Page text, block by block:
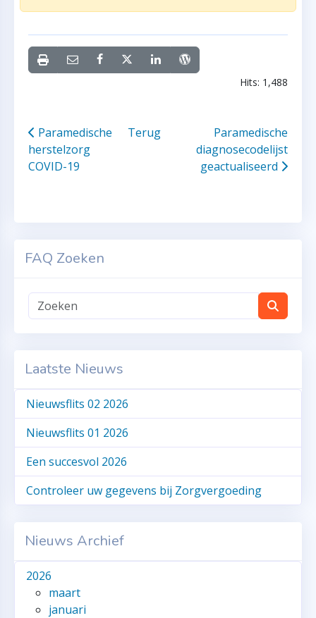
Hits: 1,488
Paramedische
herstelzorg
COVID-19
Terug
Paramedische
diagnosecodelijst
geactualiseerd
FAQ Zoeken
Laatste Nieuws
Nieuwsflits 02 2026
Nieuwsflits 01 2026
Een succesvol 2026
Controleer uw gegevens bij Zorgvergoeding
Nieuws Archief
2026
maart
januari